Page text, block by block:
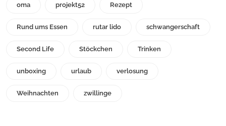
oma projekt52 Rezept
Rund ums Essen rutar lido schwangerschaft
Second Life Stöckchen Trinken
unboxing urlaub verlosung
Weihnachten zwillinge